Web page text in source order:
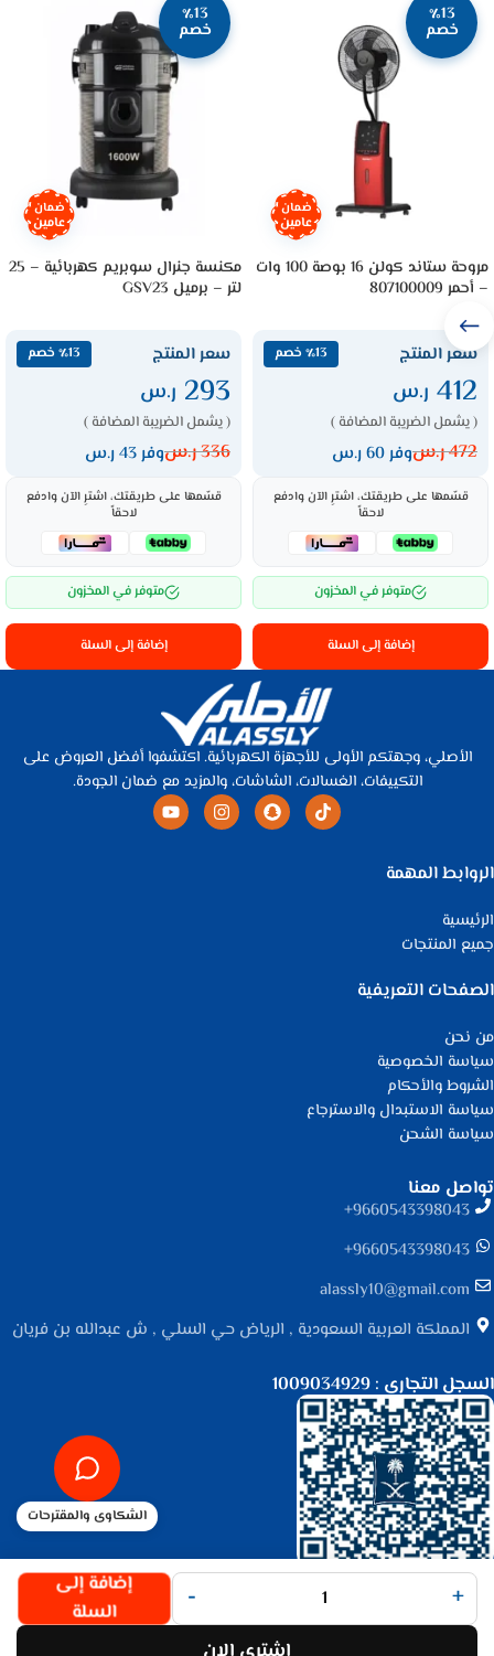
٪13
خصم
ضمان
عامين
مروحة ستاند كولن 16 بوصة 100 وات
– أحمر 807100009
سعر المنتج ٪13 خصم
412 ر.س
( يشمل الضريبة المضافة )
472ر.سوفر 60 ر.س
قسّمها على طريقتك، اشترِ الآن وادفع
لاحقاً
متوفر في المخزون
إضافة إلى السلة
٪13
خصم
ضمان
عامين
مكنسة جنرال سوبريم كهربائية – 25
لتر – برميل GSV23
سعر المنتج ٪13 خصم
293 ر.س
( يشمل الضريبة المضافة )
336ر.سوفر 43 ر.س
قسّمها على طريقتك، اشترِ الآن وادفع
لاحقاً
متوفر في المخزون
إضافة إلى السلة
الأصلي، وجهتكم الأولى للأجهزة الكهربائية. اكتشفوا أفضل العروض على
التكييفات، الغسالات، الشاشات، والمزيد مع ضمان الجودة.
الروابط المهمة
الرئيسية
جميع المنتجات
الصفحات التعريفية
من نحن
سياسة الخصوصية
الشروط والأحكام
سياسة الاستبدال والاسترجاع
سياسة الشحن
تواصل معنا
9660543398043⁩+
9660543398043⁩+
alassly10@gmail.com
المملكة العربية السعودية , الرياض حي السلي , ش عبدالله بن فريان
السجل التجاري : 1009034929
جميع الحقوق محفوظة لـمتجر الأصلي© 2025.
تم التطوير بواسطة
Code Times +
-
إضافة إلى
السلة
الشكاوى والمقترحات